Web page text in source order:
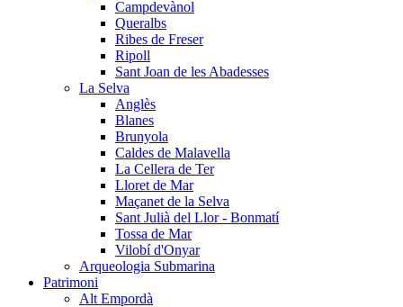
Campdevànol
Queralbs
Ribes de Freser
Ripoll
Sant Joan de les Abadesses
La Selva
Anglès
Blanes
Brunyola
Caldes de Malavella
La Cellera de Ter
Lloret de Mar
Maçanet de la Selva
Sant Julià del Llor - Bonmatí
Tossa de Mar
Vilobí d'Onyar
Arqueologia Submarina
Patrimoni
Alt Empordà